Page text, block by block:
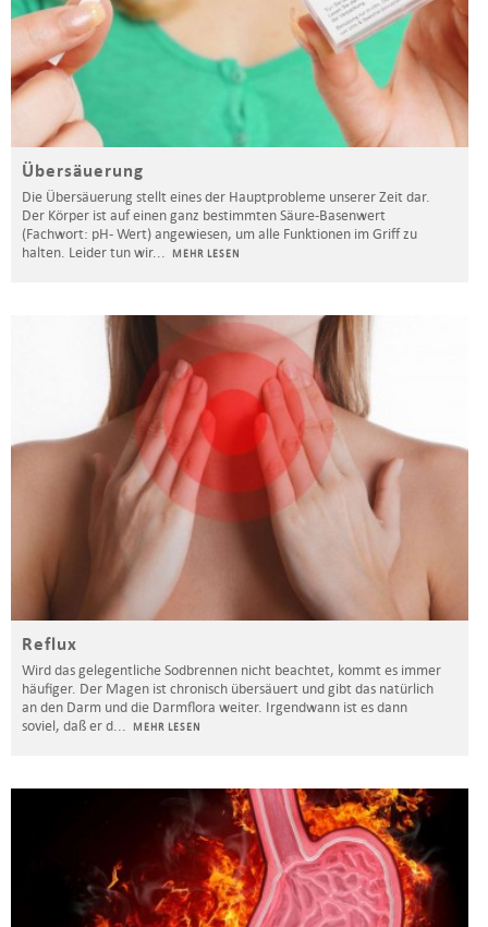
Übersäuerung
Die Übersäuerung stellt eines der Hauptprobleme unserer Zeit dar.
Der Körper ist auf einen ganz bestimmten Säure-Basenwert
(Fachwort: pH- Wert) angewiesen, um alle Funktionen im Griff zu
halten. Leider tun wir... MEHR LESEN
Reflux
Wird das gelegentliche Sodbrennen nicht beachtet, kommt es immer
häufiger. Der Magen ist chronisch übersäuert und gibt das natürlich
an den Darm und die Darmflora weiter. Irgendwann ist es dann
soviel, daß er d... MEHR LESEN